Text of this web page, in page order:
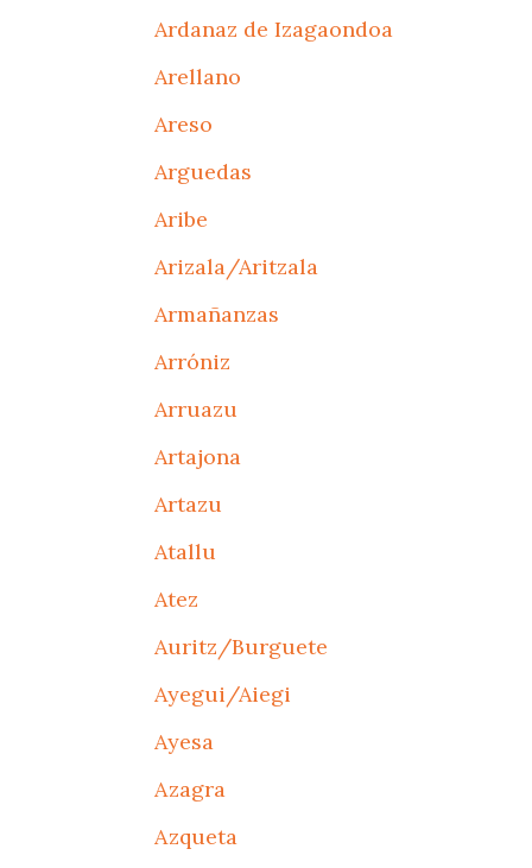
Ardanaz de Izagaondoa
Arellano
Areso
Arguedas
Aribe
Arizala/Aritzala
Armañanzas
Arróniz
Arruazu
Artajona
Artazu
Atallu
Atez
Auritz/Burguete
Ayegui/Aiegi
Ayesa
Azagra
Azqueta